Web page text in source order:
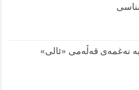
نەغمەی قەڵەمی «ئالی»